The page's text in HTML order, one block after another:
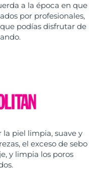
a la época en que
por profesionales,
podías disfrutar de
piel limpia, suave y
el exceso de sebo
y limpia los poros